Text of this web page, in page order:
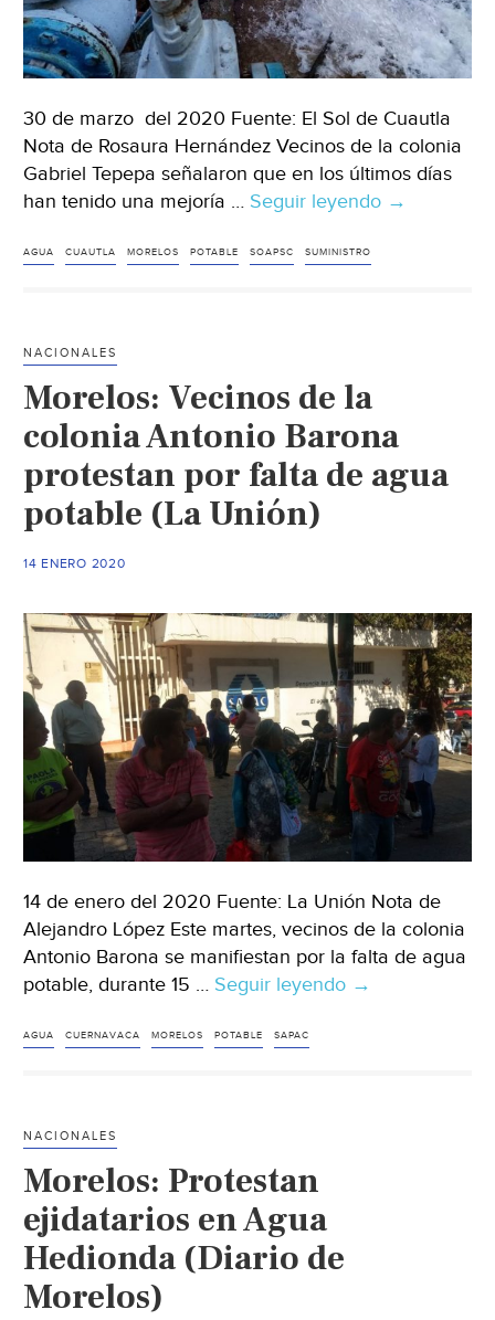
30 de marzo del 2020 Fuente: El Sol de Cuautla
Nota de Rosaura Hernández Vecinos de la colonia
Gabriel Tepepa señalaron que en los últimos días
han tenido una mejoría … Seguir leyendo Morelos:
Sol
de
→
AGUA CUAUTLA MORELOS POTABLE SOAPSC SUMINISTRO
NACIONALES
Morelos: Vecinos de la
colonia Antonio Barona
protestan por falta de agua
potable (La Unión)
14 ENERO 2020
14 de enero del 2020 Fuente: La Unión Nota de
Alejandro López Este martes, vecinos de la colonia
Antonio Barona se manifiestan por la falta de agua
potable, durante 15 … Seguir leyendo Morelos:
→
AGUA CUERNAVACA MORELOS POTABLE SAPAC
NACIONALES
Morelos: Protestan
ejidatarios en Agua
Hedionda (Diario de
Morelos)